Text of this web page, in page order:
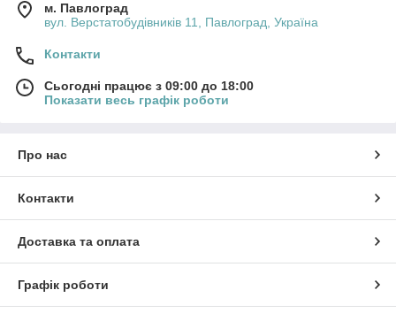
м. Павлоград
вул. Верстатобудівників 11, Павлоград, Україна
Контакти
Сьогодні працює з 09:00 до 18:00
Показати весь графік роботи
Про нас
Контакти
Доставка та оплата
Графік роботи